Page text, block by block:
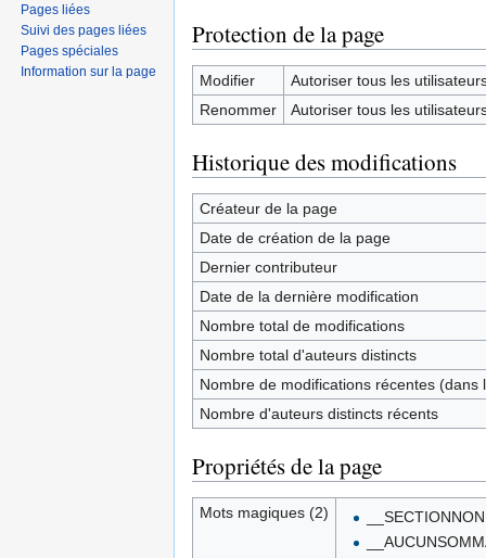
Protection de la page
Modifier
Autoriser tous les
Renommer
Autoriser tous les
Historique des modifications
Créateur de la page
Date de création de la page
Dernier contributeur
Date de la dernière modification
Nombre total de modifications
Nombre total d'auteurs distincts
Nombre de modifications récentes (dans
Nombre d'auteurs distincts récents
Propriétés de la page
Mots magiques (2)
Pages liées
Suivi des pages liées
Pages spéciales
Information sur la page